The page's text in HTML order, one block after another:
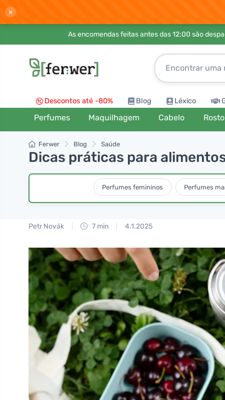
×
As encomendas feitas antes das 12:00 são
Descontos até -80% Blog Léxico
Perfumes Maquilhagem Cabelo Rosto
Ferwer Blog Saúde
Dicas práticas para
Perfumes femininos Perfumes
Petr Novák 7 min 4.1.2025